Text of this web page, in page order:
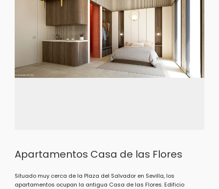
Apartamentos Casa de las Flores
Situado muy cerca de la Plaza del Salvador en Sevilla, los
apartamentos ocupan la antigua Casa de las Flores. Edificio